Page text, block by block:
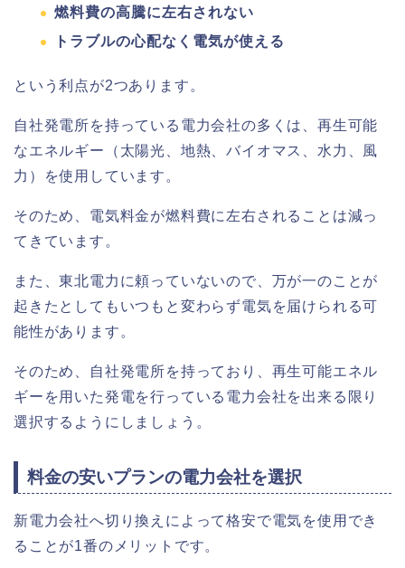
燃料費の高騰に左右されない
トラブルの心配なく電気が使える
という利点が2つあります。
自社発電所を持っている電力会社の多くは、再生可能
なエネルギー（太陽光、地熱、バイオマス、水力、風
力）を使用しています。
そのため、電気料金が燃料費に左右されることは減っ
てきています。
また、東北電力に頼っていないので、万が一のことが
起きたとしてもいつもと変わらず電気を届けられる可
能性があります。
そのため、自社発電所を持っており、再生可能エネル
ギーを用いた発電を行っている電力会社を出来る限り
選択するようにしましょう。
料金の安いプランの電力会社を選択
新電力会社へ切り換えによって格安で電気を使用でき
ることが1番のメリットです。